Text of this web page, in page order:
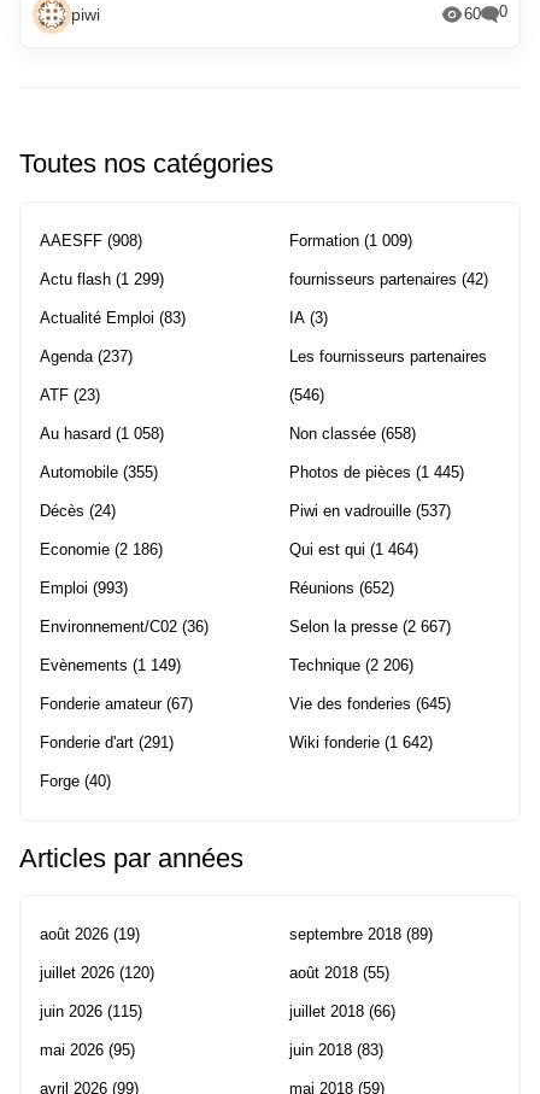
piwi 60 0
Toutes nos catégories
AAESFF (908)
Actu flash (1 299)
Actualité Emploi (83)
Agenda (237)
ATF (23)
Au hasard (1 058)
Automobile (355)
Décès (24)
Economie (2 186)
Emploi (993)
Environnement/C02 (36)
Evènements (1 149)
Fonderie amateur(67)
Fonderie d'art (291)
Forge (40)
Formation (1 009)
fournisseurs partenaires (42)
IA (3)
Les fournisseurs partenaires
(546)
Non classée (658)
Photos de pièces (1 445)
Piwi en vadrouille (537)
Qui est qui (1 464)
Réunions (652)
Selon la presse (2 667)
Technique (2 206)
Vie des fonderies (645)
Wiki fonderie (1 642)
Articles par années
août 2026 (19)
juillet 2026 (120)
juin 2026 (115)
mai 2026 (95)
avril 2026 (99)
septembre 2018 (89)
août 2018 (55)
juillet 2018 (66)
juin 2018 (83)
mai 2018 (59)